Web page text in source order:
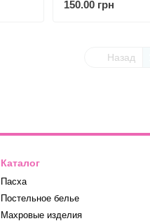
150.00 грн
Назад
Каталог
Пасха
Постельное белье
Махровые изделия